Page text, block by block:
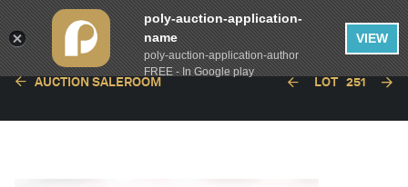
AUCTION SALEROOM LOT 251
poly-auction-application-
name
poly-auction-application-author
FREE - In Google play
VIEW